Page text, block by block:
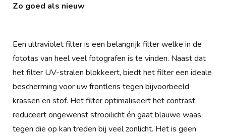
Zo goed als nieuw
Een ultraviolet filter is een belangrijk filter welke in de
fototas van heel veel fotografen is te vinden. Naast dat
het filter UV-stralen blokkeert, biedt het filter een ideale
bescherming voor uw frontlens tegen bijvoorbeeld
krassen en stof. Het filter optimaliseert het contrast,
reduceert ongewenst strooilicht én gaat blauwe waas
tegen die op kan treden bij veel zonlicht. Het is geen